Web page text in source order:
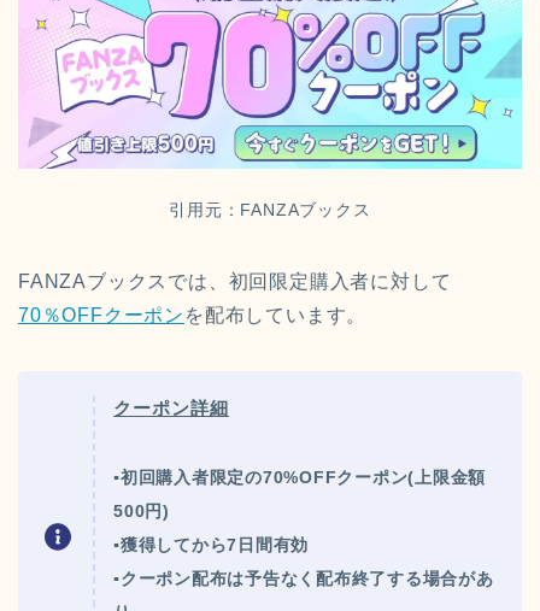
引用元：FANZAブックス
FANZAブックスでは、初回限定購入者に対して
70％OFFクーポン を配布しています。
クーポン詳細
▪初回購入者限定の70%OFFクーポン(上限金額
500円)
▪獲得してから7日間有効
▪クーポン配布は予告なく配布終了する場合があ